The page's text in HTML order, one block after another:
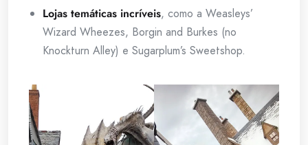
Lojas temáticas incríveis, como a Weasleys’
Wizard Wheezes, Borgin and Burkes (no
Knockturn Alley) e Sugarplum’s Sweetshop.